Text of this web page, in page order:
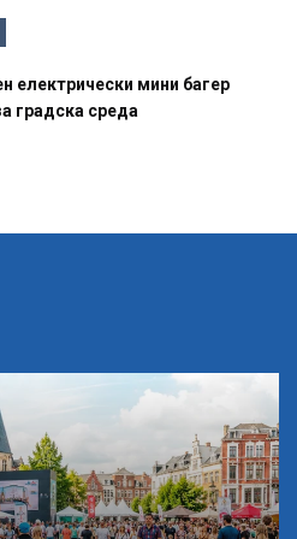
електрически мини багер
градска среда